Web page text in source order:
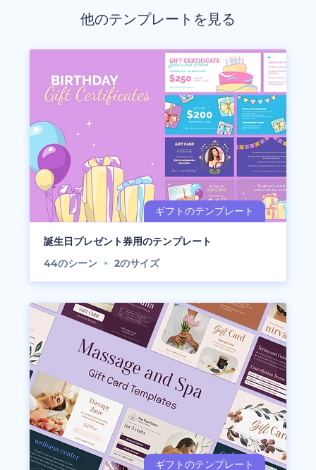
他のテンプレートを見る
誕生日プレゼント券用のテンプレート
44のシーン 2のサイズ